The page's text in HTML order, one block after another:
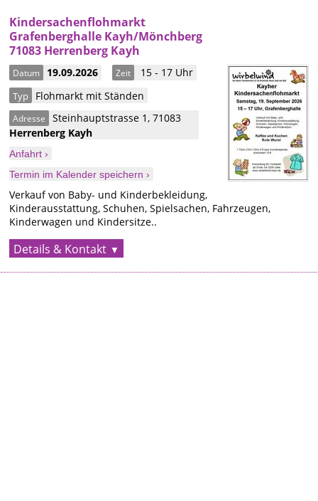
Kindersachenflohmarkt
Grafenberghalle Kayh/Mönchberg
71083 Herrenberg Kayh
Datum 19.09.2026 Zeit 15 - 17 Uhr
Typ Flohmarkt mit Ständen
Adresse Steinhauptstrasse 1,71083
Herrenberg Kayh
Anfahrt ›
Termin im Kalender speichern ›
Verkauf von Baby- und Kinderbekleidung,
Kinderausstattung, Schuhen, Spielsachen, Fahrzeugen,
Kinderwagen und Kindersitze..
Details & Kontakt